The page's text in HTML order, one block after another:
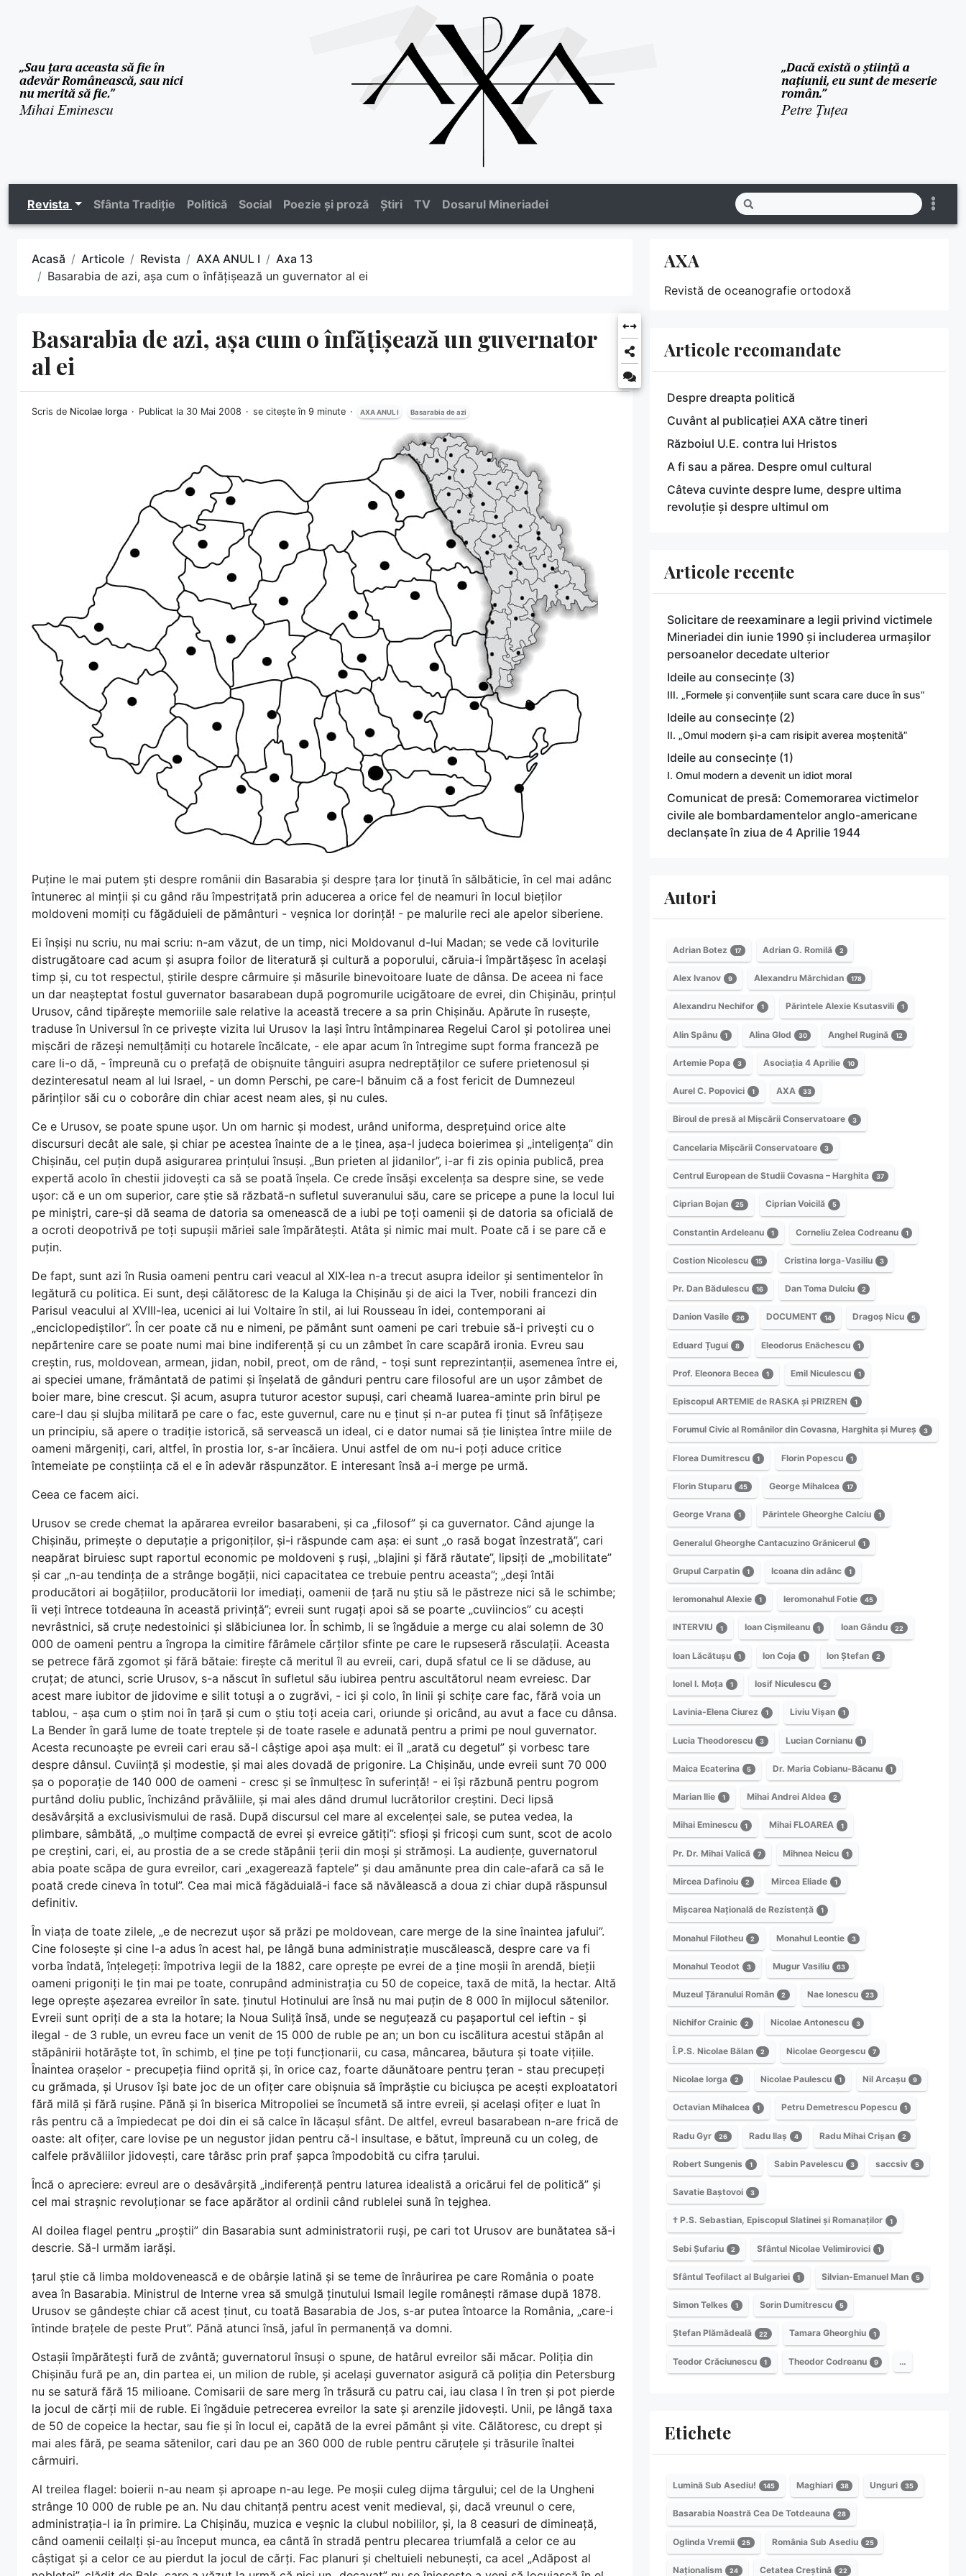
Revista Sfânta Tradiție Politică Social Poezie și proză Știri TV Dosarul Mineriadei
Acasă Articole Revista AXA ANUL I
Axa 13
Basarabia de azi, așa cum o înfățișează un guvernator al ei
Basarabia de azi, așa cum o înfățișează un guvernator
al ei
Scris de Nicolae Iorga Publicat la 30 Mai 2008 se citește în 9 minute AXA ANUL I Basarabia de azi
Puține le mai putem ști despre românii din Basarabia și despre țara lor ținută în sălbăticie, în cel mai adânc
întunerec al minții și cu gând rău împestrițată prin aducerea a orice fel de neamuri în locul bieților
moldoveni momiți cu făgăduieli de pământuri - veșnica lor dorință! - pe malurile reci ale apelor siberiene.
Ei înșiși nu scriu, nu mai scriu: n-am văzut, de un timp, nici Moldovanul d-lui Madan; se vede că loviturile
distrugătoare cad acum și asupra foilor de literatură și cultură a poporului, căruia-i împărtășesc în același
timp și, cu tot respectul, știrile despre cârmuire și măsurile binevoitoare luate de dânsa. De aceea ni face
un dar neașteptat fostul guvernator basarabean după pogromurile ucigătoare de evrei, din Chișinău, prințul
Urusov, când tipărește memoriile sale relative la această trecere a sa prin Chișinău. Apărute în rusește,
traduse în Universul în ce privește vizita lui Urusov la Iași întru întâmpinarea Regelui Carol și potolirea unei
mișcări de răzeși nemulțămiți cu hotarele încălcate, - ele apar acum în întregime supt forma franceză pe
care li-o dă, - împreună cu o prefață de obișnuite tânguiri asupra nedreptăților ce sufere prietenosul și
dezinteresatul neam al lui Israel, - un domn Perschi, pe care-l bănuim că a fost fericit de Dumnezeul
părinților săi cu o coborâre din chiar acest neam ales, și nu cules.
Ce e Urusov, se poate spune ușor. Un om harnic și modest, urând uniforma, desprețuind orice alte
discursuri decât ale sale, și chiar pe acestea înainte de a le ținea, așa-l judeca boierimea și „inteligența” din
Chișinău, cel puțin după asigurarea prințului însuși. „Bun prieten al jidanilor”, i-ar fi zis opinia publică, prea
expertă acolo în chestii jidovești ca să se poată înșela. Ce crede însăși excelența sa despre sine, se vede
ușor: că e un om superior, care știe să răzbată-n sufletul suveranului său, care se pricepe a pune la locul lui
pe miniștri, care-și dă seama de datoria sa omenească de a iubi pe toți oamenii și de datoria sa oficială de
a ocroti deopotrivă pe toți supușii măriei sale împărătești. Atâta și nimic mai mult. Poate că i se pare că e
puțin.
De fapt, sunt azi în Rusia oameni pentru cari veacul al XIX-lea n-a trecut asupra ideilor și sentimentelor în
legătură cu politica. Ei sunt, deși călătoresc de la Kaluga la Chișinău și de aici la Tver, nobili francezi din
Parisul veacului al XVIII-lea, ucenici ai lui Voltaire în stil, ai lui Rousseau în idei, contemporani ai
„enciclopediștilor”. În cer poate că nu e nimeni, pe pământ sunt oameni pe cari trebuie să-i privești cu o
nepărtenire care se poate numi mai bine indiferență și cu un zâmbet în care scapără ironia. Evreu sau
creștin, rus, moldovean, armean, jidan, nobil, preot, om de rând, - toși sunt reprezintanții, asemenea între ei,
ai speciei umane, frământată de patimi și înșelată de gânduri pentru care filosoful are un ușor zâmbet de
boier mare, bine crescut. Și acum, asupra tuturor acestor supuși, cari cheamă luarea-aminte prin birul pe
care-l dau și slujba militară pe care o fac, este guvernul, care nu e ținut și n-ar putea fi ținut să înfățișeze
un principiu, să apere o tradiție istorică, să servească un ideal, ci e dator numai să ție liniștea între miile de
oameni mărgeniți, cari, altfel, în prostia lor, s-ar încăiera. Unui astfel de om nu-i poți aduce critice
întemeiate pe conștiința că el e în adevăr răspunzător. E interesant însă a-i merge pe urmă.
Ceea ce facem aici.
Urusov se crede chemat la apărarea evreilor basarabeni, și ca „filosof” și ca guvernator. Când ajunge la
Chișinău, primește o deputație a prigoniților, și-i răspunde cam așa: ei sunt „o rasă bogat înzestrată”, cari
neapărat biruiesc supt raportul economic pe moldoveni ș ruși, „blajini și fără răutate”, lipsiți de „mobilitate”
și car „n-au tendința de a strânge bogății, nici capacitatea ce trebuie pentru aceasta”; „deși întăi
producători ai bogățiilor, producătorii lor imediați, oamenii de țară nu știu să le păstreze nici să le schimbe;
îi veți întrece totdeauna în această privință”; evreii sunt rugați apoi să se poarte „cuviincios” cu acești
nevrâstnici, să cruțe nedestoinici și slăbiciunea lor. În schimb, li se îngăduie a merge cu alai solemn de 30
000 de oameni pentru a îngropa la cimitire fărâmele cărților sfinte pe care le rupseseră răsculații. Aceasta
se petrece fără zgomot și fără bătaie: firește că meritul îl au evreii, cari, după sfatul ce li se dăduse, au
cruțat; de atunci, scrie Urusov, s-a născut în sufletul său iubirea pentru ascultătorul neam evreiesc. Dar
acest mare iubitor de jidovime e silit totuși a o zugrăvi, - ici și colo, în linii și schițe care fac, fără voia un
tablou, - așa cum o știm noi în țară și cum o știu toți aceia cari, oriunde și oricând, au avut a face cu dânsa.
La Bender în gară lume de toate treptele și de toate rasele e adunată pentru a primi pe noul guvernator.
Acesta recunoaște pe evreii cari erau să-l câștige apoi așa mult: ei îl „arată cu degetul” și vorbesc tare
despre dânsul. Cuviință și modestie, și mai ales dovadă de prigonire. La Chișinău, unde evreii sunt 70 000
șa o poporație de 140 000 de oameni - cresc și se înmulțesc în suferință! - ei își răzbună pentru pogrom
purtând doliu public, închizând prăvăliile, și mai ales dând drumul lucrătorilor creștini. Deci lipsă
desăvârșită a exclusivismului de rasă. După discursul cel mare al excelenței sale, se putea vedea, la
plimbare, sâmbătă, „o mulțime compactă de evrei și evreice gătiți”: sfioși și fricoși cum sunt, scot de acolo
pe creștini, cari, ei, au prostia de a se crede stăpânii țerii din moși și strămoși. La audiențe, guvernatorul
abia poate scăpa de gura evreilor, cari „exagerează faptele” și dau amănunte prea din cale-afară ca să le
poată crede cineva în totul”. Cea mai mică făgăduială-i face să năvălească a doua zi chiar după răspunsul
definitiv.
În viața de toate zilele, „e de necrezut ușor să prăzi pe moldovean, care merge de la sine înaintea jafului”.
Cine folosește și cine l-a adus în acest hal, pe lângă buna administrație muscălească, despre care va fi
vorba îndată, înțelegeți: împotriva legii de la 1882, care oprește pe evrei de a ține moșii în arendă, bieții
oameni prigoniți le țin mai pe toate, conrupând administrația cu 50 de copeice, taxă de mită, la hectar. Altă
lege oprește așezarea evreilor în sate. ținutul Hotinului are însă nu mai puțin de 8 000 în mijlocul sătenilor.
Evreii sunt opriți de a sta la hotare; la Noua Suliță însă, unde se neguțează cu pașaportul cel ieftin - și
ilegal - de 3 ruble, un evreu face un venit de 15 000 de ruble pe an; un bon cu iscălitura acestui stăpân al
stăpânirii hotărăște tot, în schimb, el ține pe toți funcționarii, cu casa, mâncarea, băutura și toate vițiile.
Înaintea orașelor - precupeția fiind oprită și, în orice caz, foarte dăunătoare pentru țeran - stau precupeți
cu grămada, și Urusov își bate joc de un ofițer care obișnuia să împrăștie cu biciușca pe acești exploatatori
fără milă și fără rușine. Pănă și în biserica Mitropoliei se încumetă să intre evreii, și același ofițer e luat în
râs pentru că a împiedecat pe doi din ei să calce în lăcașul sfânt. De altfel, evreul basarabean n-are frică de
oaste: alt ofițer, care lovise pe un negustor jidan pentru că-l insultase, e bătut, împreună cu un coleg, de
calfele prăvăliilor jidovești, care târăsc prin praf șapca împodobită cu cifra țarului.
Încă o apreciere: evreul are o desăvârșită „indiferență pentru laturea idealistă a oricărui fel de politică” și
cel mai strașnic revoluționar se face apărător al ordinii când rublelei sună în tejghea.
Al doilea flagel pentru „proștii” din Basarabia sunt administratorii ruși, pe cari tot Urusov are bunătatea să-i
descrie. Să-l urmăm iarăși.
țarul știe că limba moldovenească e de obârșie latină și se teme de înrâurirea pe care România o poate
avea în Basarabia. Ministrul de Interne vrea să smulgă ținutului Ismail legile românești rămase după 1878.
Urusov se gândește chiar că acest ținut, cu toată Basarabia de Jos, s-ar putea întoarce la România, „care-i
întinde brațele de peste Prut”. Pănă atunci însă, jaful în permanență va domni.
Ostașii împărătești fură de zvântă; guvernatorul însuși o spune, de hatârul evreilor săi măcar. Poliția din
Chișinău fură pe an, din partea ei, un milion de ruble, și același guvernator asigură că poliția din Petersburg
nu se satură fără 15 milioane. Comisarii de sare merg în trăsură cu patru cai, iau clasa I în tren și pot pierde
la jocul de cărți mii de ruble. Ei îngăduie petrecerea evreilor la sate și arenzile jidovești. Unii, pe lângă taxa
de 50 de copeice la hectar, sau fie și în locul ei, capătă de la evrei pământ și vite. Călătoresc, cu drept și
mai ales fără, pe seama sătenilor, cari dau pe an 360 000 de ruble pentru căruțele și trăsurile înaltei
cârmuiri.
Al treilea flagel: boierii n-au neam și aproape n-au lege. Pe moșii culeg dijma târgului; cel de la Ungheni
strânge 10 000 de ruble pe an. Nu dau chitanță pentru acest venit medieval, și, dacă vreunul o cere,
administrația-l ia în primire. La Chișinău, muzica e veșnic la clubul nobililor, și, la 8 ceasuri de dimineață,
când oamenii ceilalți și-au început munca, ea cântă în stradă pentru plecarea triumfală a celor ce au
câștigat și a celor ce au pierdut la jocul de cărți. Fac planuri și cheltuieli nebunești, ca acel „Adăpost al
AXA
Revistă de oceanografie ortodoxă
Articole recomandate
Despre dreapta politică
Cuvânt al publicației AXA către tineri
Războiul U.E. contra lui Hristos
A fi sau a părea. Despre omul cultural
Câteva cuvinte despre lume, despre ultima
revoluție și despre ultimul om
Articole recente
Solicitare de reexaminare a legii privind victimele
Mineriadei din iunie 1990 și includerea urmașilor
persoanelor decedate ulterior
Ideile au consecințe (3)
III. „Formele și convențiile sunt scara care duce în sus”
Ideile au consecințe (2)
II. „Omul modern și-a cam risipit averea moștenită”
Ideile au consecințe (1)
I. Omul modern a devenit un idiot moral
Comunicat de presă: Comemorarea victimelor
civile ale bombardamentelor anglo-americane
declanșate în ziua de 4 Aprilie 1944
Autori
Adrian Botez 17 Adrian G. Romilă 2
Alex Ivanov 9 Alexandru Mărchidan 178
Alexandru Nechifor 1 Părintele Alexie Ksutasvili 1
Alin Spânu 1 Alina Glod 30 Anghel Rugină 12
Artemie Popa 3 Asociația 4 Aprilie 10
Aurel C. Popovici 1 AXA 33
Biroul de presă al Mișcării Conservatoare 3
Cancelaria Mișcării Conservatoare 3
Centrul European de Studii Covasna – Harghita 37
Ciprian Bojan 25 Ciprian Voicilă 5
Constantin Ardeleanu 1 Corneliu Zelea Codreanu 1
Costion Nicolescu 15 Cristina Iorga-Vasiliu 3
Pr. Dan Bădulescu 16 Dan Toma Dulciu 2
Danion Vasile 26 DOCUMENT 14 Dragoș Nicu 5
Eduard Țugui 8 Eleodorus Enăchescu 1
Prof. Eleonora Becea 1 Emil Niculescu 1
Episcopul ARTEMIE de RASKA și PRIZREN 1
Forumul Civic al Românilor din Covasna, Harghita și Mureș 3
Florea Dumitrescu 1 Florin Popescu 1
Florin Stuparu 45 George Mihalcea 17
George Vrana 1 Părintele Gheorghe Calciu 1
Generalul Gheorghe Cantacuzino Grănicerul 1
Grupul Carpatin 1 Icoana din adânc 1
Ieromonahul Alexie 1 Ieromonahul Fotie 45
INTERVIU 1 Ioan Cișmileanu 1 Ioan Gându 22
Ioan Lăcătușu 1 Ion Coja 1 Ion Ștefan 2
Ionel I. Moța 1 Iosif Niculescu 2
Lavinia-Elena Ciurez 1 Liviu Vișan 1
Lucia Theodorescu 3 Lucian Cornianu 1
Maica Ecaterina 5 Dr. Maria Cobianu-Băcanu 1
Marian Ilie 1 Mihai Andrei Aldea 2
Mihai Eminescu 1 Mihai FLOAREA 1
Pr. Dr. Mihai Valică 7 Mihnea Neicu 1
Mircea Dafinoiu 2 Mircea Eliade 1
Mișcarea Națională de Rezistență 1
Monahul Filotheu 2 Monahul Leontie 3
Monahul Teodot 3 Mugur Vasiliu 63
Muzeul Țăranului Român 2 Nae Ionescu 23
Nichifor Crainic 2 Nicolae Antonescu 3
Î.P.S. Nicolae Bălan 2 Nicolae Georgescu 7
Nicolae Iorga 2 Nicolae Paulescu 1 Nil Arcașu 9
Octavian Mihalcea 1 Petru Demetrescu Popescu 1
Radu Gyr 26 Radu Ilaș 4 Radu Mihai Crișan 2
Robert Sungenis 1 Sabin Pavelescu 3 saccsiv 5
Savatie Baștovoi 3
† P.S. Sebastian, Episcopul Slatinei și Romanaților 1
Sebi Șufariu 2 Sfântul Nicolae Velimirovici 1
Sfântul Teofilact al Bulgariei 1 Silvian-Emanuel Man 5
Simon Telkes 1 Sorin Dumitrescu 5
Ștefan Plămădeală 22 Tamara Gheorghiu 1
Teodor Crăciunescu 1 Theodor Codreanu 9 …
Etichete
Lumină Sub Asediu! 145 Maghiari 38 Unguri 35
Basarabia Noastră Cea De Totdeauna 28
Oglinda Vremii 25 România Sub Asediu 25
Naționalism 24 Cetatea Creștină 22